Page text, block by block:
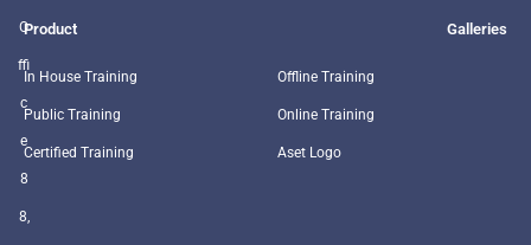
O
ffi
c
e
8
8,
Product
In House Training
Public Training
Certified Training
Galleries
Offline Training
Online Training
Aset Logo